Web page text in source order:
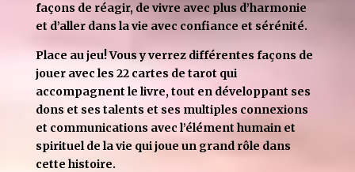
façons de réagir, de vivre avec plus d’harmonie
et d’aller dans la vie avec confiance et sérénité.
Place au jeu! Vous y verrez différentes façons de
jouer avec les 22 cartes de tarot qui
accompagnent le livre, tout en développant ses
dons et ses talents et ses multiples connexions
et communications avec l’élément humain et
spirituel de la vie qui joue un grand rôle dans
cette histoire.